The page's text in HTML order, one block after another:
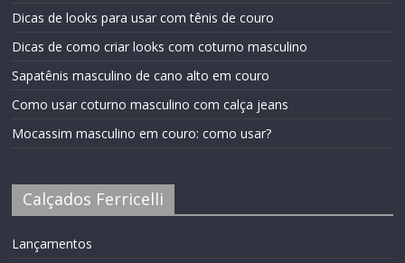
Dicas de looks para usar com tênis de couro
Dicas de como criar looks com coturno masculino
Sapatênis masculino de cano alto em couro
Como usar coturno masculino com calça jeans
Mocassim masculino em couro: como usar?
Calçados Ferricelli
Lançamentos